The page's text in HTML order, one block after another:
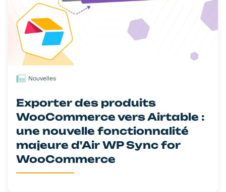
Nouvelles
Exporter des produits
WooCommerce vers Airtable :
une nouvelle fonctionnalité
majeure d'Air WP Sync for
WooCommerce